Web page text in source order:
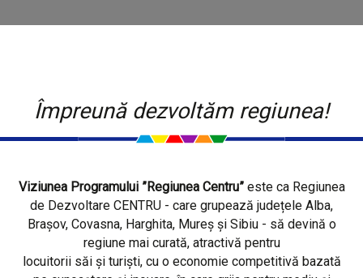
Împreună dezvoltăm regiunea!
Viziunea Programului ”Regiunea Centru”este ca Regiunea
de Dezvoltare CENTRU - care grupează județele Alba,
Brașov, Covasna, Harghita, Mureș și Sibiu - să devină o
regiune mai curată, atractivă pentru
locuitorii săi și turiști, cu o economie competitivă bazată